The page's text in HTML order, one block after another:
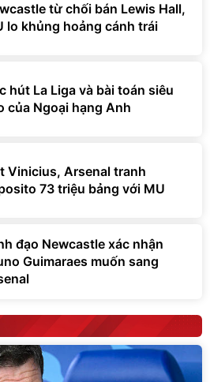
từ chối bán Lewis Hall,
lo khủng hoảng cánh trái
hút La Liga và bài toán siêu
của Ngoại hạng Anh
Vinicius, Arsenal tranh
73 triệu bảng với MU
đạo Newcastle xác nhận
Guimaraes muốn sang